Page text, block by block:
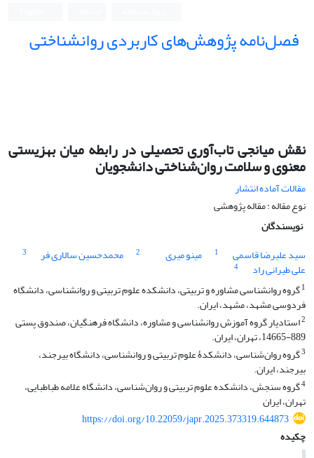
فصل‌نامه پژوهش‌های کاربردی روانشناختی
نقش میانجی تاب‌آوری تحصیلی در رابطه میان بهزیستی
معنوی و سلامت روان‌شناختی دانشجویان
مقالات آماده انتشار
نوع مقاله : مقاله پژوهشی
نویسندگان
سید علیرضا قاسمی
1 مینو میری 2 محمدحسین سالاری فر 3
علی طیرانی راد
4
1گروه روانشناسی مشاوره و تربیتی، دانشکده علوم تربیتی و روانشناسی، دانشگاه
فردوسی مشهد، مشهد، ایران.
2استادیار گروه آموزش روانشناسی و مشاوره، دانشگاه فرهنگیان، صندوق پستی
889-14665، تهران، ایران.
3گروه روان‌شناسی، دانشکدۀ علوم تربیتی و روانشناسی، دانشگاه بیرجند،
بیرجند، ایران.
4گروه سنجش، دانشکده علوم تربیتی و روان‌شناسی، دانشگاه علامه طباطبایی،
تهران، ایران
https://doi.org/10.22059/japr.2025.373319.644873
چکیده